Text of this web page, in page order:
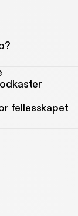
fellesskapet